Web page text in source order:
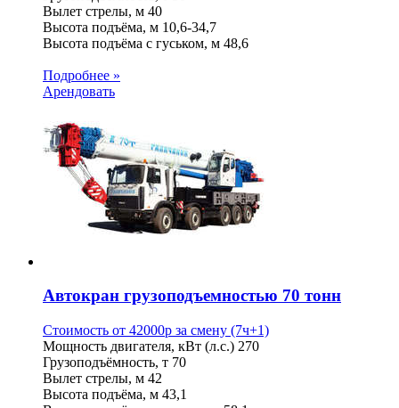
Вылет стрелы, м 40
Высота подъёма, м 10,6-34,7
Высота подъёма с гуськом, м 48,6
Подробнее »
Арендовать
Автокран грузоподъемностью 70 тонн
Стоимость от 42000p за смену (7ч+1)
Мощность двигателя, кВт (л.с.) 270
Грузоподъёмность, т 70
Вылет стрелы, м 42
Высота подъёма, м 43,1